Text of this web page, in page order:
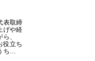
表取締
げや経
、
役立ち
ち…